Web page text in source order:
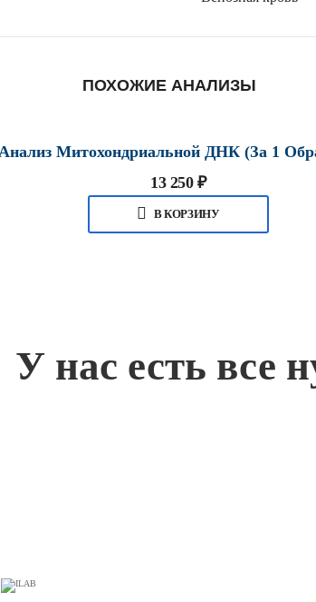
ПОХОЖИЕ АНАЛИЗЫ
13 250₽
В КОРЗИНУ
У нас есть все